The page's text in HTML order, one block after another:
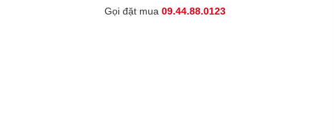
Gọi đặt mua09.44.88.0123